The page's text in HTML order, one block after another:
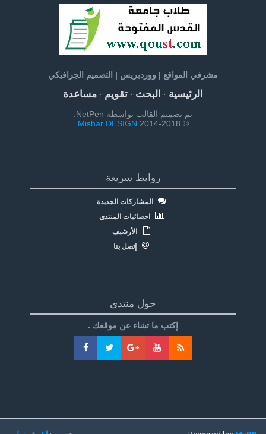
مشرفي المواقع | ووردبريس | التصميم الجرافيكي
الرئيسية· البحث· تقويم· مساعدة
تم تصميم القالب بواسطة NetPen:
© 2014-2018
Mishar DESIGN
روابط سريعة
المشاركات الجديدة
احصائيات المنتدى
الأرشيف
إتصل بنا
حول منتدى
إكتب ما تشاء عن موقغك .